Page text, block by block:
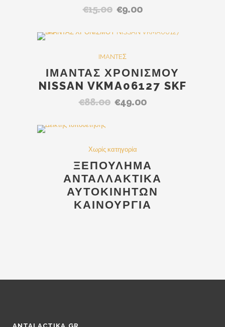
€15.00 Original
was:
€9.00Η
τιμή
IMANTEΣ
ΙΜΑΝΤΑΣ ΧΡΟΝΙΣΜΟΥ
NISSAN VKMA06127 SKF
€88.00 Original
€49.00Η
Χωρίς κατηγορία
ΞΕΠΟΥΛΗΜΑ
ΑΝΤΑΛΛΑΚΤΙΚΑ
ΑΥΤΟΚΙΝΗΤΩΝ
ΚΑΙΝΟΥΡΓΙΑ